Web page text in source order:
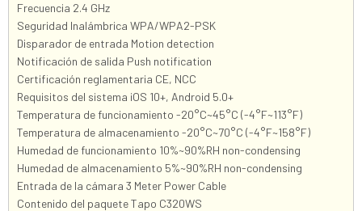
Frecuencia 2.4 GHz
Seguridad Inalámbrica WPA/WPA2-PSK
Disparador de entrada Motion detection
Notificación de salida Push notification
Certificación reglamentaria CE, NCC
Requisitos del sistema iOS 10+, Android 5.0+
Temperatura de funcionamiento -20°C~45°C (-4°F~113°F)
Temperatura de almacenamiento -20°C~70°C (-4°F~158°F)
Humedad de funcionamiento 10%~90%RH non-condensing
Humedad de almacenamiento 5%~90%RH non-condensing
Entrada de la cámara 3 Meter Power Cable
Contenido del paquete Tapo C320WS